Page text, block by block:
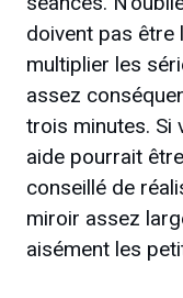
doivent pas être
multiplier les
assez
trois minutes. Si
aide pourrait
conseillé de
miroir assez
aisément les